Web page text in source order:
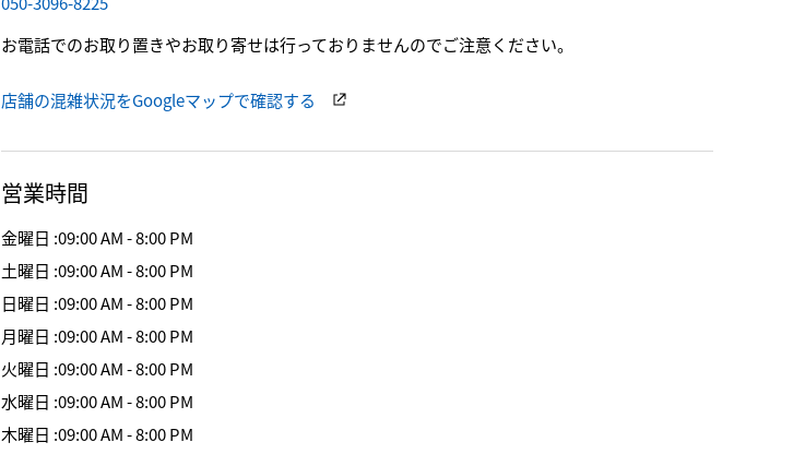
お電話でのお取り置きやお取り寄せは行っておりませんのでご注意ください。
店舗の混雑状況をGoogleマップで確認する
営業時間
金曜日 :09:00 AM - 8:00 PM
土曜日 :09:00 AM - 8:00 PM
日曜日 :09:00 AM - 8:00 PM
月曜日 :09:00 AM - 8:00 PM
火曜日 :09:00 AM - 8:00 PM
水曜日 :09:00 AM - 8:00 PM
木曜日 :09:00 AM - 8:00 PM